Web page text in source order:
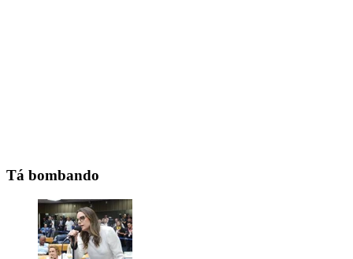
Tá bombando